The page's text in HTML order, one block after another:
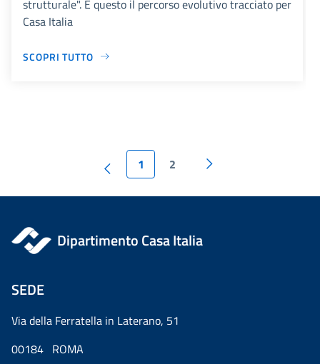
strutturale". È questo il percorso evolutivo tracciato per
Casa Italia
SCOPRI TUTTO
1 2
Dipartimento Casa Italia
SEDE
Via della Ferratella in Laterano, 51
00184 ROMA